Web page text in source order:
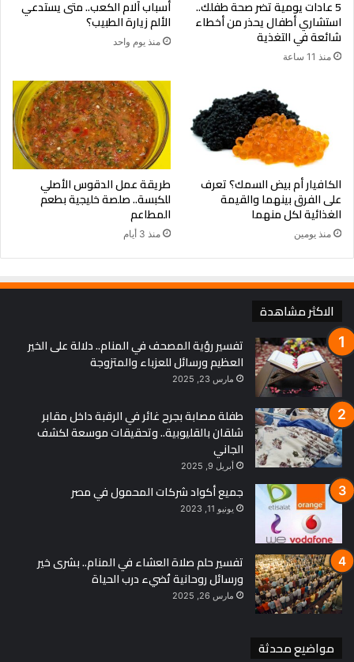
5 عادات يومية تضر صحة طفلك..
استشاري أطفال يحذر من أخطاء
شائعة في التغذية
منذ 11 ساعة
أسباب آلام الكعب.. متى يستدعي
الألم زيارة الطبيب؟
منذ يوم واحد
الكافيار أم بيض السمك؟ تعرف
على الفرق بينهما والقيمة
الغذائية لكل منهما
منذ يومين
طريقة عمل الدقوس الأصلي
للكبسة.. صلصة خليجية بطعم
المطاعم
منذ 3 أيام
الاكثر مشاهدة
تفسير رؤية المصحف في المنام.. دلالة على الخير
العظيم ورسائل للعزباء والمتزوجة
مارس 23, 2025
طفلة مصابة بجرح غائر في الرقبة داخل مقابر
شلقان بالقليوبية.. وتحقيقات موسعة لكشف
الجاني
أبريل 9, 2025
جميع أكواد شركات المحمول في مصر
يونيو 11, 2023
تفسير حلم صلاة العشاء في المنام.. بشرى خير
ورسائل روحانية تُضيء درب الحياة
مارس 26, 2025
مواضيع محدثة